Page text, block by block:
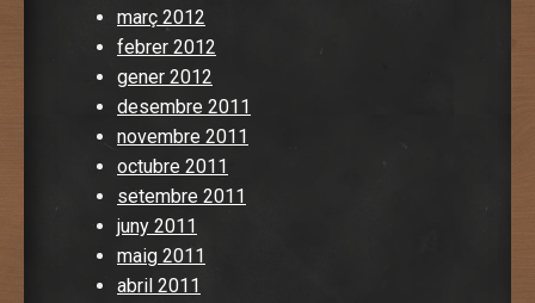
març 2012
febrer 2012
gener 2012
desembre 2011
novembre 2011
octubre 2011
setembre 2011
juny 2011
maig 2011
abril 2011